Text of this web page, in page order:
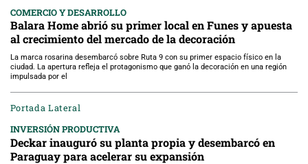
COMERCIO Y DESARROLLO
Balara Home abrió su primer local en Funes y apuesta
al crecimiento del mercado de la decoración
La marca rosarina desembarcó sobre Ruta 9 con su primer espacio físico en la
ciudad. La apertura refleja el protagonismo que ganó la decoración en una región
impulsada por el
Portada Lateral
INVERSIÓN PRODUCTIVA
Deckar inauguró su planta propia y desembarcó en
Paraguay para acelerar su expansión